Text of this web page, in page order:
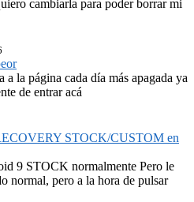
cambiarla para poder borrar mi
la página cada día más apagada ya
de entrar acá
STOCK/CUSTOM en
9 STOCK normalmente Pero le
normal, pero a la hora de pulsar